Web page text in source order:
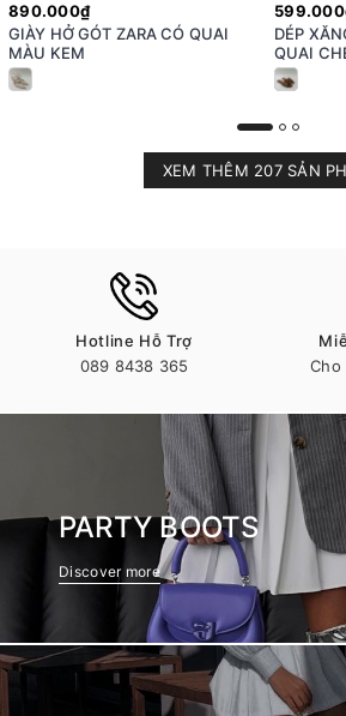
890.000₫
GIÀY HỞ GÓT ZARA CÓ QUAI
MÀU KEM
DÉP
QUAI
XEM THÊM 207 SẢN
Hotline Hỗ Trợ
089 8438 365
Cho
PARTY BOOTS
Discover more